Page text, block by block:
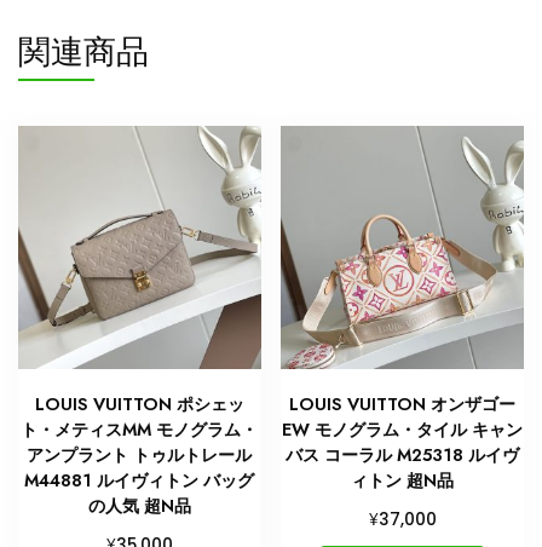
関連商品
LOUIS VUITTON ポシェッ
ト・メティスMM モノグラム・
アンプラント トゥルトレール
M44881 ルイヴィトン バッグ
の人気 超N品
LOUIS VUITTON オンザゴー
EW モノグラム・タイル キャン
バス コーラル M25318 ルイヴ
ィトン 超N品
¥37,000